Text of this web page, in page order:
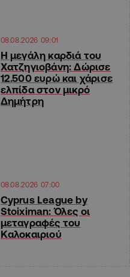
08.08.2026 09:01
Η μεγάλη καρδιά του
Χατζηγιοβάνη: Δώρισε
12.500 ευρώ και χάρισε
ελπίδα στον μικρό
Δημήτρη
08.08.2026 07:00
Cyprus League by
Stoiximan: Όλες οι
μεταγραφές του
Καλοκαιριού